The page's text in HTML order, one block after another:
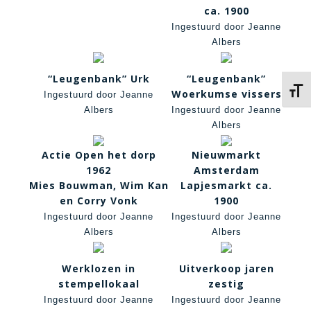
ca. 1900
Ingestuurd door Jeanne
Albers
“Leugenbank” Urk
Ingestuurd door Jeanne
Albers
“Leugenbank”
Woerkumse vissers
Ingestuurd door Jeanne
Albers
Actie Open het dorp
1962
Mies Bouwman, Wim Kan
en Corry Vonk
Ingestuurd door Jeanne
Albers
Nieuwmarkt
Amsterdam
Lapjesmarkt ca.
1900
Ingestuurd door Jeanne
Albers
Werklozen in
stempellokaal
Ingestuurd door Jeanne
Uitverkoop jaren
zestig
Ingestuurd door Jeanne